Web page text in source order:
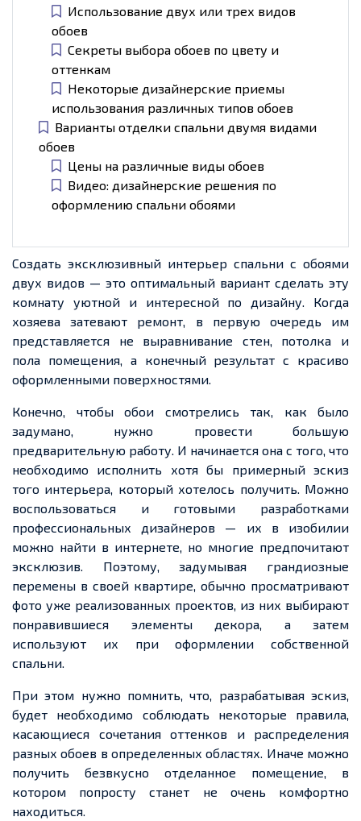
Использование двух или трех видов
обоев
Секреты выбора обоев по цвету и
оттенкам
Некоторые дизайнерские приемы
использования различных типов обоев
Варианты отделки спальни двумя видами
обоев
Цены на различные виды обоев
Видео: дизайнерские решения по
оформлению спальни обоями
Создать эксклюзивный интерьер спальни с обоями
двух видов — это оптимальный вариант сделать эту
комнату уютной и интересной по дизайну. Когда
хозяева затевают ремонт, в первую очередь им
представляется не выравнивание стен, потолка и
пола помещения, а конечный результат с красиво
оформленными поверхностями.
Конечно, чтобы обои смотрелись так, как было
задумано, нужно провести большую
предварительную работу. И начинается она с того, что
необходимо исполнить хотябы примерныйэскиз
того интерьера, которыйхотелось получить. Можно
воспользоваться и готовыми разработками
профессиональных дизайнеров — их в изобилии
можно найти в интернете, но многие предпочитают
эксклюзив. Поэтому, задумывая грандиозные
перемены в своей квартире, обычно просматривают
фото уже реализованных проектов, из них выбирают
понравившиеся элементы декора, а затем
используют их при оформлении собственной
спальни.
При этом нужно помнить, что, разрабатывая эскиз,
будет необходимо соблюдать некоторые правила,
касающиеся сочетания оттенков и распределения
разных обоев в определенных областях. Иначе можно
получить безвкусно отделанное помещение, в
котором попросту станет не очень комфортно
находиться.